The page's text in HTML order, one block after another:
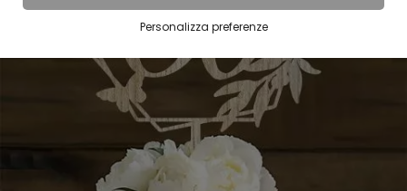
Personalizza preferenze